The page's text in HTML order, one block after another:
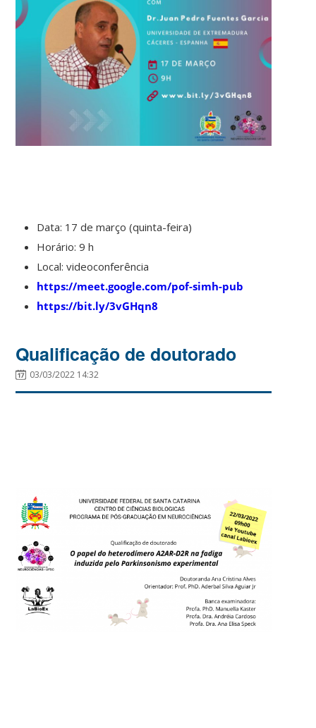
Data: 17 de março (quinta-feira)
Horário: 9 h
Local: videoconferência
https://meet.google.com/pof-simh-pub
https://bit.ly/3vGHqn8
Qualificação de doutorado
03/03/2022 14:32